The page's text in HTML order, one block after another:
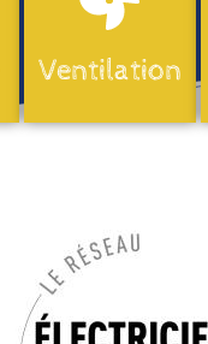
Ventilation